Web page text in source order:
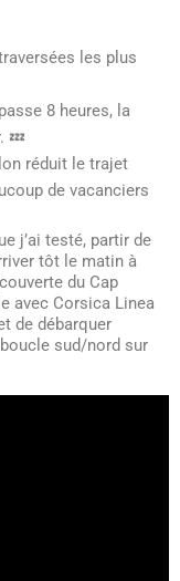
les plus
8 heures, la
💤
réduit le trajet
de vacanciers
j’ai testé, partir de
tôt le matin à
du Cap
avec Corsica Linea
de débarquer
sud/nord sur